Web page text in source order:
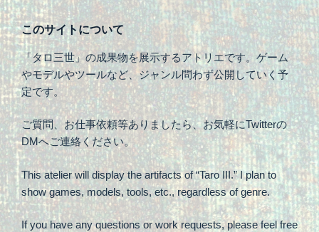
このサイトについて
「タロ三世」の成果物を展示するアトリエです。ゲーム
やモデルやツールなど、ジャンル問わず公開していく予
定です。
ご質問、お仕事依頼等ありましたら、お気軽にTwitterの
DMへご連絡ください。
This atelier will display the artifacts of “Taro III.” I plan to
show games, models, tools, etc., regardless of genre.
If you have any questions or work requests, please feel free